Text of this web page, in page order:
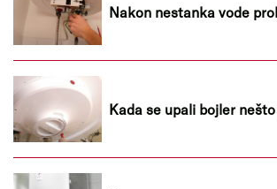
Nakon nestanka vode
Kada se upali bojler